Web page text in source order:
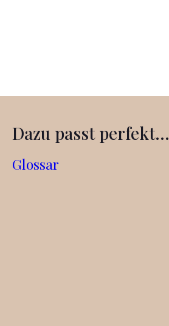
Dazu passt perfekt...
Glossar